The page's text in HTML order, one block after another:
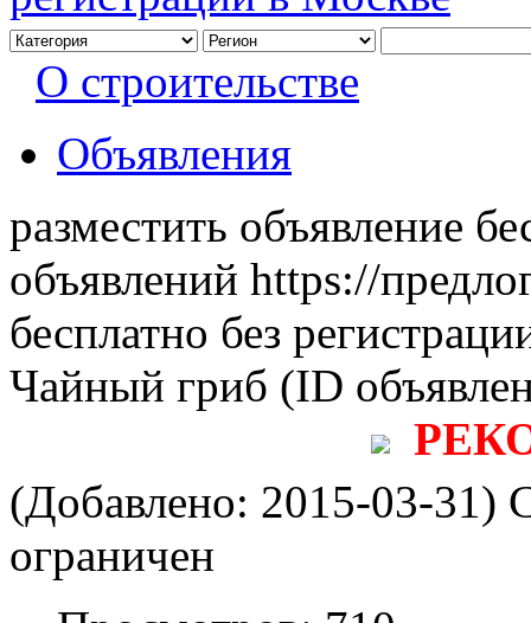
О строительстве
Объявления
разместить объявление
объявлений https://
бесплатно без
Чайный гриб (ID
(Добавлено: 2015-03-31)
ограничен